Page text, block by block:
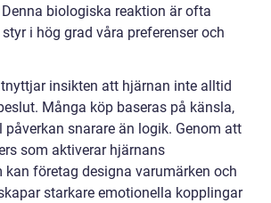
biologiska reaktion är ofta
i hög grad våra preferenser och
insikten att hjärnan inte alltid
Många köp baseras på känsla,
påverkan snarare än logik. Genom att
som aktiverar hjärnans
kan företag designa varumärken och
starkare emotionella kopplingar